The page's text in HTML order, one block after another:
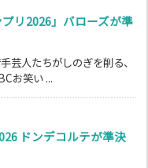
プリ2026」バローズが準
芸人たちがしのぎを削る、
お笑い ...
ドンデコルテが準決